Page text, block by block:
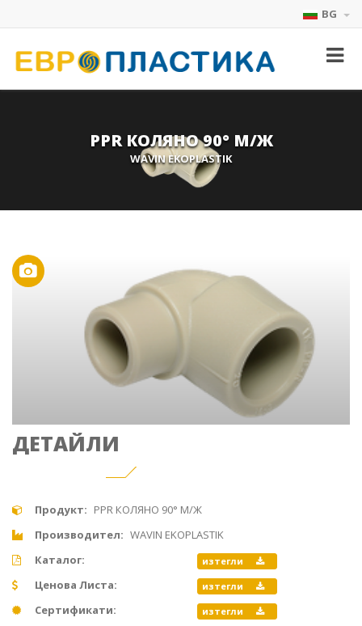
BG
PPR КОЛЯНО 90° М/Ж
WAVIN EKOPLASTIK
ДЕТАЙЛИ
Продукт: PPR КОЛЯНО 90° М/Ж
Производител: WAVIN EKOPLASTIK
Каталог:
изтегли
Ценова Листа: изтегли
Сертификати: изтегли